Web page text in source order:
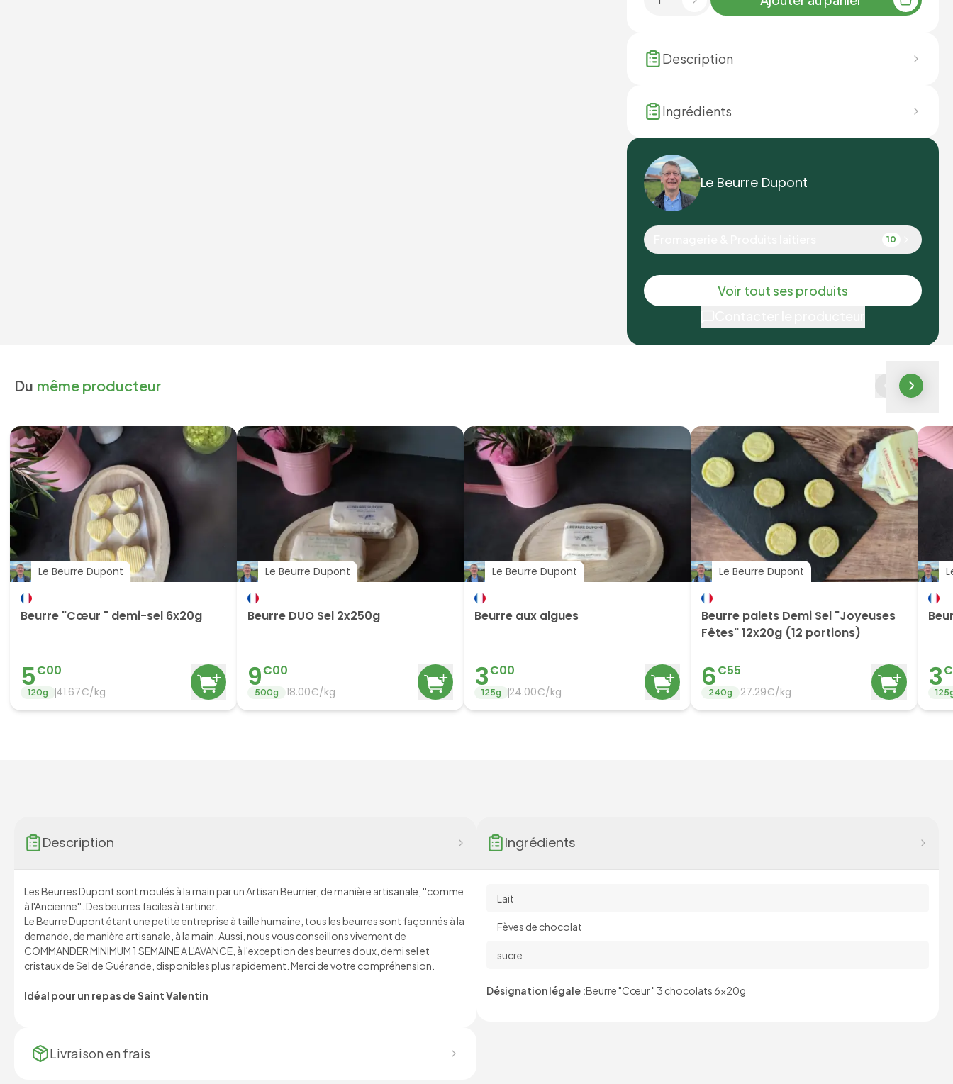
Description
Ingrédients
Le Beurre Dupont
10
Voir tout ses produits
Du même producteur
Le Beurre Dupont
Beurre "Cœur " demi-sel 6x20g
5€00
120g 41.67€/kg
Le Beurre Dupont
Beurre DUO Sel 2x250g
9€00
500g 18.00€/kg
Le Beurre Dupont
Beurre aux algues
3€00
125g 24.00€/kg
Le Beurre Dupont
Beurre palets Demi Sel "Joyeuses
Fêtes" 12x20g (12 portions)
6€55
240g 27.29€/kg 3€
125
Description
Les Beurres Dupont sont moulés à la main par un Artisan Beurrier, de manière artisanale, ''comme
à l'Ancienne''. Des beurres faciles à tartiner.
Le Beurre Dupont étant une petite entreprise à taille humaine, tous les beurres sont façonnés à la
demande, de manière artisanale, à la main. Aussi, nous vous conseillons vivement de
COMMANDER MINIMUM 1 SEMAINE A L'AVANCE, à l'exception des beurres doux, demi sel et
cristaux de Sel de Guérande, disponibles plus rapidement. Merci de votre compréhension.
Idéal pour un repas de Saint Valentin
Livraison en frais
Ingrédients
Lait
Fèves de chocolat
sucre
Désignation légale :Beurre "Cœur " 3 chocolats 6x20g